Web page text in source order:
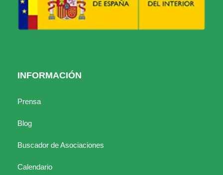
INFORMACIÓN
Prensa
Blog
Buscador de Asociaciones
Calendario